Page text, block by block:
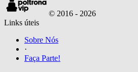
© 2016 - 2026
Links úteis
Sobre Nós
·
Faça Parte!